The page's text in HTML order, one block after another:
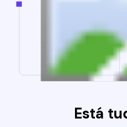
Está